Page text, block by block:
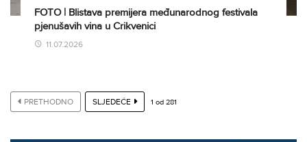
FOTO | Blistava premijera međunarodnog festivala
pjenušavih vina u Crikvenici
11.07.2026
PRETHODNO SLJEDEĆE 1 od 281